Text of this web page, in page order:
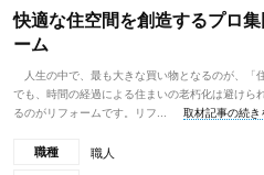
快適な住空間を創造するプロ
ーム
人生の中で、最も大きな買い物となるのが、「
でも、時間の経過による住まいの老朽化は避け
るのがリフォームです。リフ...
取材記事の続
職種 職人